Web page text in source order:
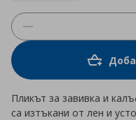
Пликът за завивка и
са изтъкани от лен и